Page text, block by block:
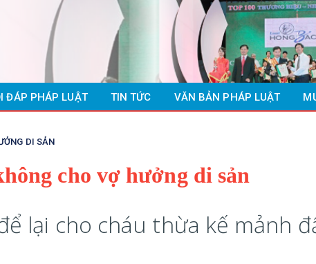
ĐÁP PHÁP LUẬT TIN TỨC VĂN BẢN PHÁP LUẬT
DI SẢN
cho vợ hưởng di sản
lại cho cháu thừa kế mảnh